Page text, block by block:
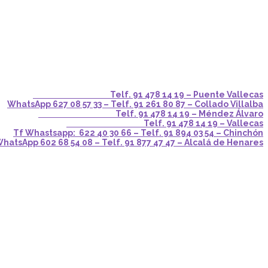
Telf. 91 478 14 19 – Puente Vallecas
WhatsApp 627 08 57 33 – Telf. 91 261 80 87 – Collado Villalba
Telf. 91 478 14 19 – Méndez Álvaro
Telf. 91 478 14 19 – Vallecas
Tf Whastsapp: 622 40 30 66 – Telf. 91 894 03 54 – Chinchón
602 68 54 08 – Telf. 91 877 47 47 – Alcalá de Henares